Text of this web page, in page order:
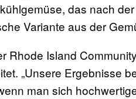
das nach
Variante aus der
Rhode Island
„Unsere Ergebnisse
man sich